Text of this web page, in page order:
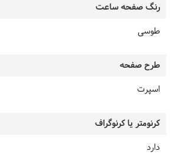
رنگ صفحه ساعت
طوسی
طرح صفحه
اسپرت
کرنومتر یا کرنوگراف
دارد